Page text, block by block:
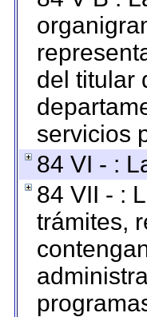
del titular
servicios
84 VI - :
84 VII - :
trámites,